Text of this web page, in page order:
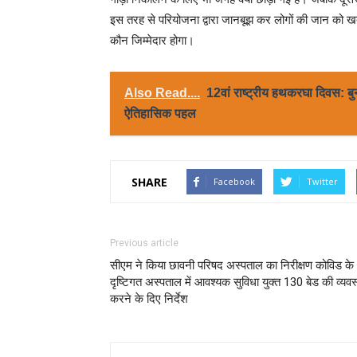
इस तरह से परियोजना द्वारा जानबूझ कर लोगों की जान को
कौन जिम्मेदार होगा।
Also Read.... 12वां राष्ट्रीय हथकरघा दिवस:
ऐतिहासिक पहल
SHARE Facebook Twitter
Previous article
सीएम ने किया छावनी परिषद अस्पताल का निरीक्षण कोविड के
दृष्टिगत अस्पताल में आवश्यक सुविधा युक्त 130 बेड की
करने के दिए निर्देश